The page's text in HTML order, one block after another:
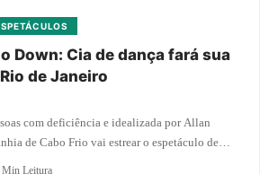
Down: Cia de dança fará sua
de Janeiro
com deficiência e idealizada por Allan
de Cabo Frio vai estrear o espetáculo de…
Min Leitura